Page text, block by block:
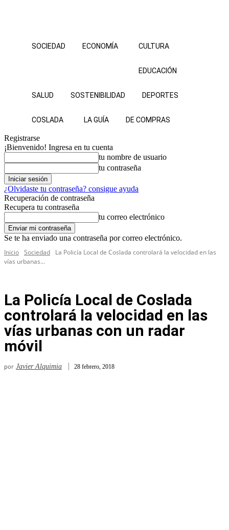
SOCIEDAD ECONOMÍA CULTURA
EDUCACIÓN
SALUD SOSTENIBILIDAD DEPORTES
COSLADA LA GUÍA DE COMPRAS
Registrarse
¡Bienvenido! Ingresa en tu cuenta
tu nombre de usuario
tu contraseña
¿Olvidaste tu contraseña? consigue ayuda
Recuperación de contraseña
Recupera tu contraseña
tu correo electrónico
Se te ha enviado una contraseña por correo electrónico.
Inicio Sociedad
La Policía Local de Coslada controlará la velocidad en las
vías urbanas...
La Policía Local de Coslada
controlará la velocidad en las
vías urbanas con un radar
móvil
por Javier Alquimia 28 febrero, 2018